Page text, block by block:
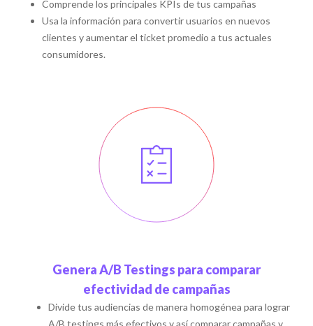
Comprende los principales KPIs de tus campañas
Usa la información para convertir usuarios en nuevos
clientes y aumentar el ticket promedio a tus actuales
consumidores.
Genera A/B Testings para comparar
efectividad de campañas
Divide tus audiencias de manera homogénea para lograr